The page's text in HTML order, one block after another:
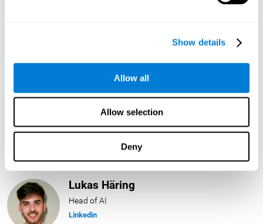
Show details
Allow all
Allow selection
Deny
Blanca Fuertes
Linkedin
Lukas Häring
Head of AI
Linkedin